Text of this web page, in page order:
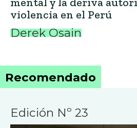
violencia en el Perú
Derek Osain
Recomendado
Edición Nº 23